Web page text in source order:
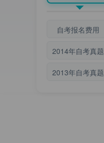
自考报名费用
2014年自考真题
2013年自考真题